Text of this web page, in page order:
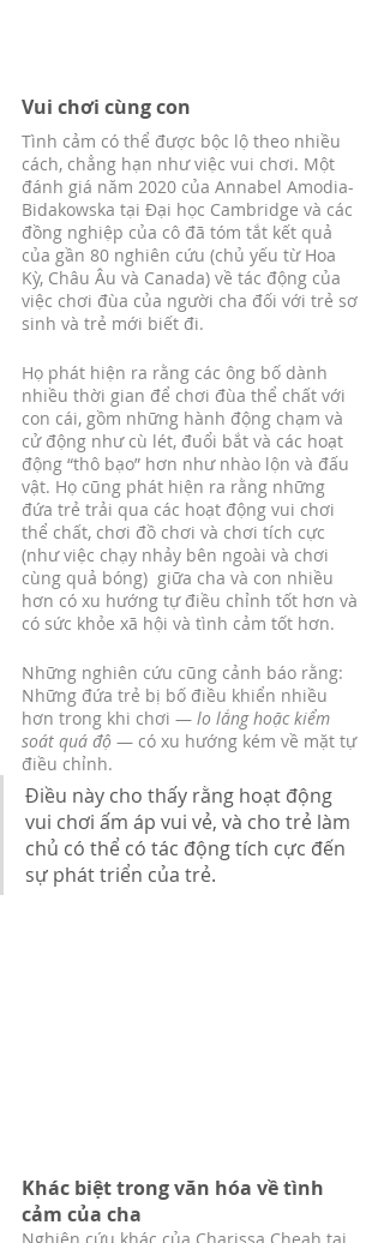
Vui chơi cùng con
Tình cảm có thể được bộc lộ theo nhiều
cách, chẳng hạn như việc vui chơi. Một
đánh giá năm 2020 của Annabel Amodia-
Bidakowska tại Đại học Cambridge và các
đồng nghiệp của cô đã tóm tắt kết quả
của gần 80 nghiên cứu (chủ yếu từ Hoa
Kỳ, Châu Âu và Canada) về tác động của
việc chơi đùa của người cha đối với trẻ sơ
sinh và trẻ mới biết đi.
Họ phát hiện ra rằng các ông bố dành
nhiều thời gian để chơi đùa thể chất với
con cái, gồm những hành động chạm và
cử động như cù lét, đuổi bắt và các hoạt
động “thô bạo” hơn như nhào lộn và đấu
vật. Họ cũng phát hiện ra rằng những
đứa trẻ trải qua các hoạt động vui chơi
thể chất, chơi đồ chơi và chơi tích cực
(như việc chạy nhảy bên ngoài và chơi
cùng quả bóng)  giữa cha và con nhiều
hơn có xu hướng tự điều chỉnh tốt hơn và
có sức khỏe xã hội và tình cảm tốt hơn.
Những nghiên cứu cũng cảnh báo rằng:
Những đứa trẻ bị bố điều khiển nhiều
hơn trong khi chơi — lo lắng hoặc kiểm
soát quá độ — có xu hướng kém về mặt tự
điều chỉnh.
Điều này cho thấy rằng hoạt động
vui chơi ấm áp vui vẻ, và cho trẻ làm
chủ có thể có tác động tích cực đến
sự phát triển của trẻ.
Khác biệt trong văn hóa về tình
cảm của cha